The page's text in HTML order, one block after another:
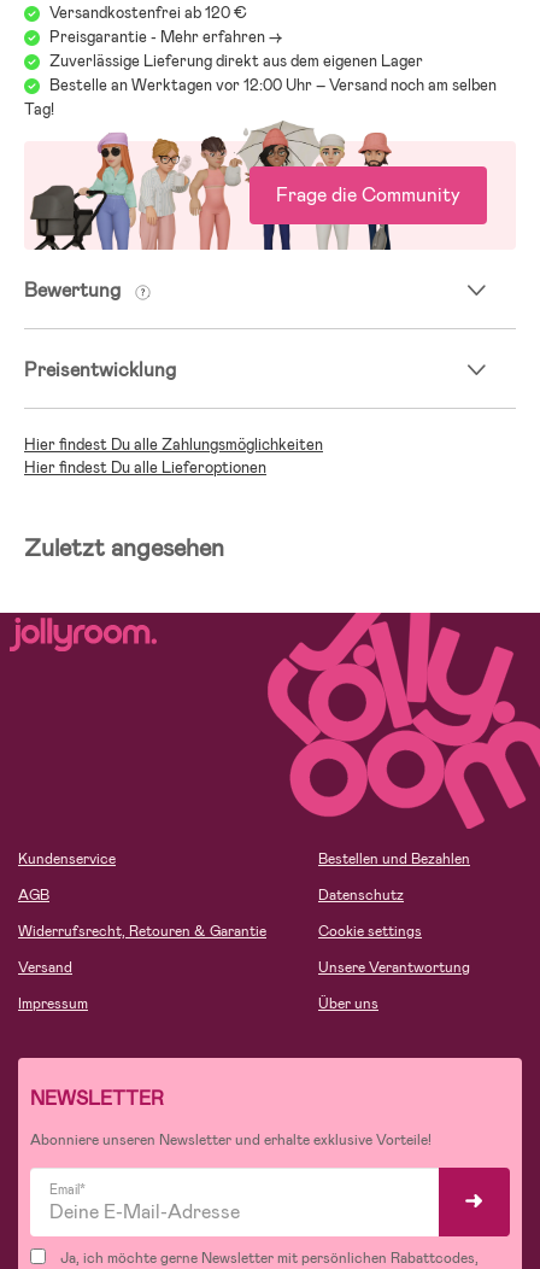
Versandkostenfrei ab 120 €
Preisgarantie - Mehr erfahren ->
Zuverlässige Lieferung direkt aus dem eigenen Lager
Bestelle an Werktagen vor 12:00 Uhr – Versand noch am selben
Tag!
Frage die Community
Bewertung
Preisentwicklung
Hier findest Du alle Zahlungsmöglichkeiten
Hier findest Du alle Lieferoptionen
Zuletzt angesehen
Kundenservice
AGB
Widerrufsrecht, Retouren & Garantie
Versand
Impressum
Bestellen und Bezahlen
Datenschutz
Cookie settings
Unsere Verantwortung
Über uns
NEWSLETTER
Abonniere unseren Newsletter und erhalte exklusive Vorteile!
Email*
Ja, ich möchte gerne Newsletter mit persönlichen Rabattcodes,